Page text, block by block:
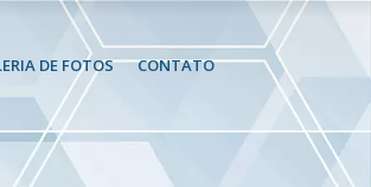
DE FOTOS CONTATO